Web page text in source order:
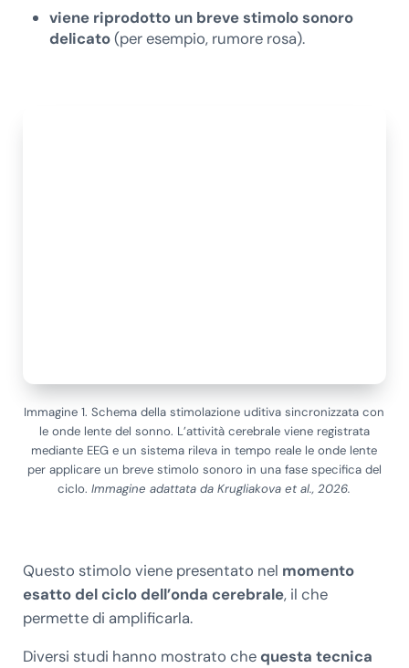
viene riprodotto un breve stimolo sonoro
delicato(per esempio, rumore rosa).
Immagine 1. Schema della stimolazione uditiva sincronizzata con
le onde lente del sonno. L’attività cerebrale viene registrata
mediante EEG e un sistema rileva in tempo reale le onde lente
per applicare un breve stimolo sonoro in una fase specifica del
ciclo.Immagine adattata da Krugliakova et al., 2026.
Questo stimolo viene presentato nel momento
esatto del ciclo dell’onda cerebrale, il che
permette di amplificarla.
Diversi studi hanno mostrato che questa tecnica